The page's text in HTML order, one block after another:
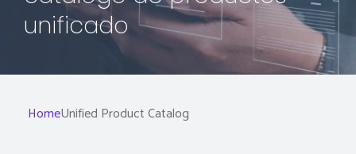
unificado
HomeUnified Product Catalog